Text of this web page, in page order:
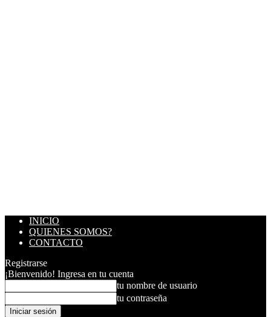
INICIO
QUIENES SOMOS?
CONTACTO
Registrarse
¡Bienvenido! Ingresa en tu cuenta
tu nombre de usuario
tu contraseña